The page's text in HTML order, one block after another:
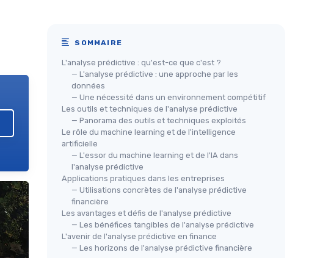
SOMMAIRE
L'analyse prédictive : qu'est-ce que c'est ?
— L'analyse prédictive : une approche par les
données
— Une nécessité dans un environnement compétitif
Les outils et techniques de l'analyse prédictive
— Panorama des outils et techniques exploités
Le rôle du machine learning et de l'intelligence
artificielle
— L'essor du machine learning et de l'IA dans
l'analyse prédictive
Applications pratiques dans les entreprises
— Utilisations concrètes de l'analyse prédictive
financière
Les avantages et défis de l'analyse prédictive
— Les bénéfices tangibles de l'analyse prédictive
L'avenir de l'analyse prédictive en finance
— Les horizons de l'analyse prédictive financière